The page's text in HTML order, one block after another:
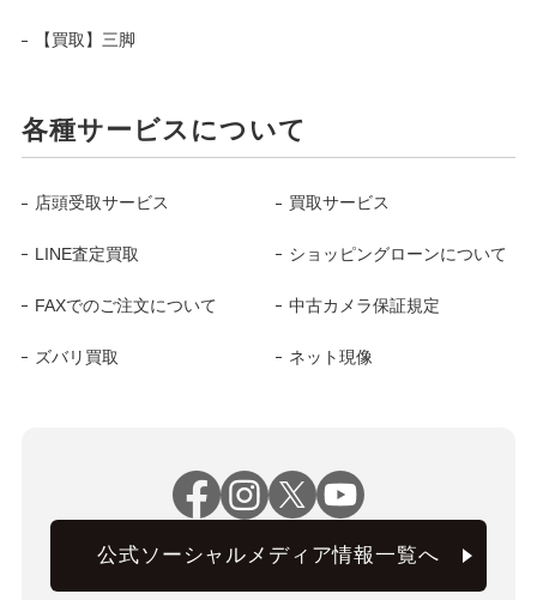
【買取】三脚
各種サービスについて
店頭受取サービス 買取サービス
LINE査定買取 ショッピングローンについて
FAXでのご注文について 中古カメラ保証規定
ズバリ買取 ネット現像
公式ソーシャルメディア情報一覧へ